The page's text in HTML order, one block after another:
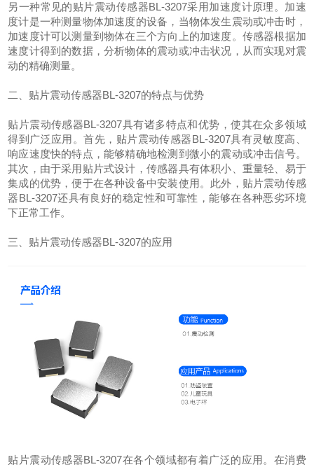
另一种常见的贴片震动传感器BL-3207采用加速度计原理。加速
度计是一种测量物体加速度的设备，当物体发生震动或冲击时，
加速度计可以测量到物体在三个方向上的加速度。传感器根据加
速度计得到的数据，分析物体的震动或冲击状况，从而实现对震
动的精确测量。
二、贴片震动传感器BL-3207的特点与优势
贴片震动传感器BL-3207具有诸多特点和优势，使其在众多领域
得到广泛应用。首先，贴片震动传感器BL-3207具有灵敏度高、
响应速度快的特点，能够精确地检测到微小的震动或冲击信号。
其次，由于采用贴片式设计，传感器具有体积小、重量轻、易于
集成的优势，便于在各种设备中安装使用。此外，贴片震动传感
器BL-3207还具有良好的稳定性和可靠性，能够在各种恶劣环境
下正常工作。
三、贴片震动传感器BL-3207的应用
贴片震动传感器BL-3207在各个领域都有着广泛的应用。在消费